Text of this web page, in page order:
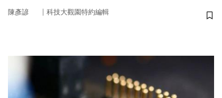
陳彥諺 ｜ 科技大觀園特約編輯
儲